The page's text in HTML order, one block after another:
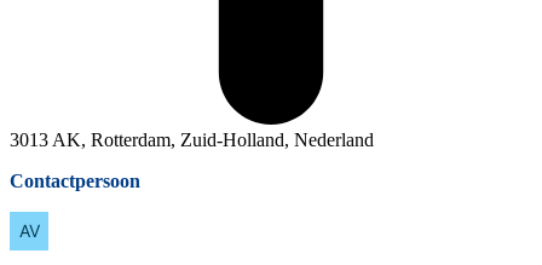
3013 AK, Rotterdam, Zuid-Holland, Nederland
Contactpersoon